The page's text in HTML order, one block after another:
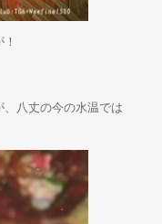
八丈の今の水温では